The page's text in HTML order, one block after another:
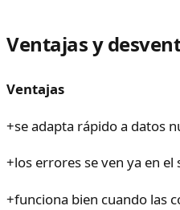
Ventajas y
Ventajas
+se adapta rápido a datos
+los errores se ven ya en el
+funciona bien cuando las